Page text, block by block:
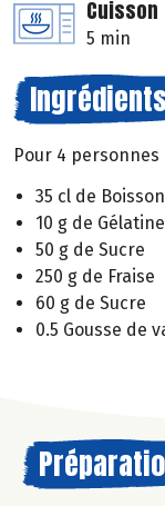
Cuisson
5 min
Ingrédients
Pour 4 personnes
35 cl de
10 g de Gélatine
50 g de Sucre
250 g de Fraise
60 g de Sucre
0.5 Gousse de